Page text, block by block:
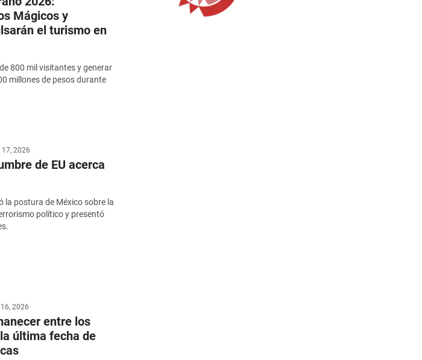
Mágicos y
el turismo en
800 mil visitantes y generar
millones de pesos durante
2026
de EU acerca
la postura de México sobre la
político y presentó
2026
entre los
última fecha de